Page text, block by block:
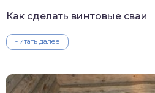
Как сделать винтовые сваи
Читать далее